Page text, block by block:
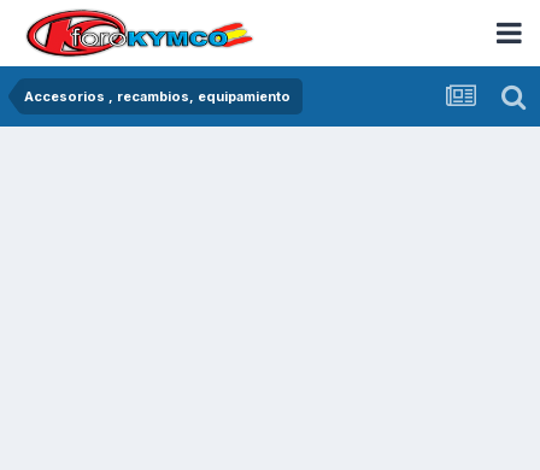
Accesorios , recambios, equipamiento